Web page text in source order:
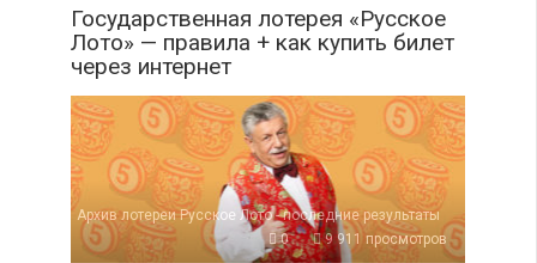
Государственная лотерея «Русское
Лото» — правила + как купить билет
через интернет
Архив лотереи Русское Лото - последние результаты
0
9 911 просмотров